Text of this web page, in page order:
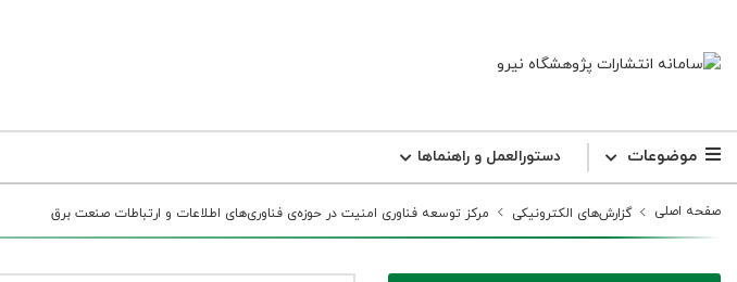
موضوعات دستورالعمل و راهنما‌ها
صفحه اصلی گزارش‌های الکترونیکی مرکز توسعه فناوری امنیت در حوزه‌ی فناوری‌های اطلاعات و ارتباطات صنعت برق